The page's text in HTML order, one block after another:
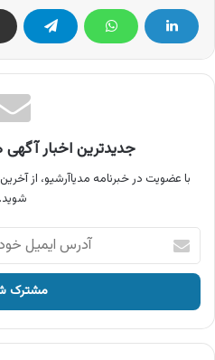
جدیدترین اخبار آگهی
با عضویت در خبرنامه مدیاآرشیو، از
شوید.
آدرس
ایمیل
خود
وارد
کنید